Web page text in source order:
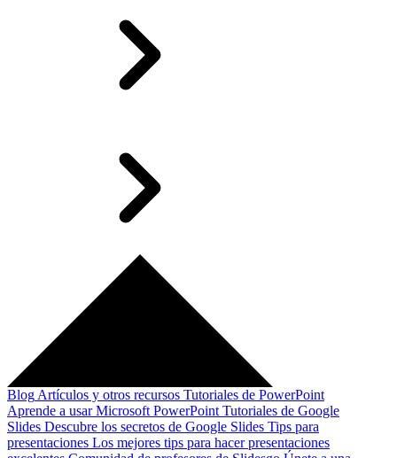
Blog Artículos y otros recursos Tutoriales de PowerPoint
Aprende a usar Microsoft PowerPoint Tutoriales de Google
Slides Descubre los secretos de Google Slides Tips para
presentaciones Los mejores tips para hacer presentaciones